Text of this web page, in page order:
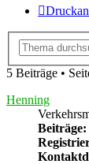
5 Beiträge •
Henning
Beiträge: